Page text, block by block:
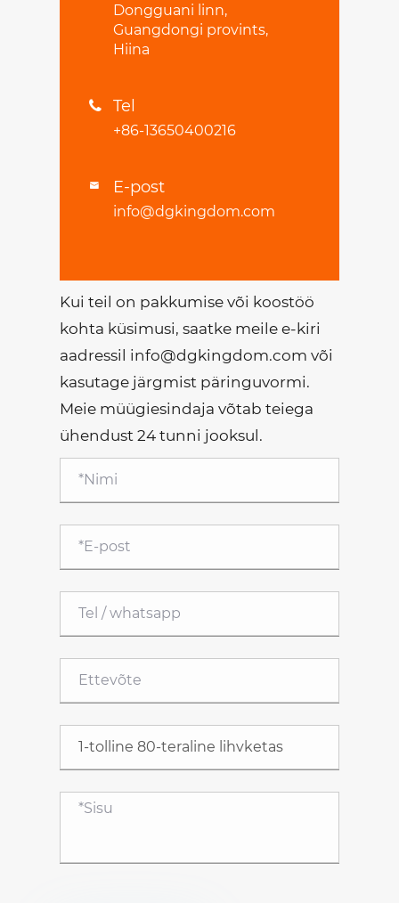
Dongguani linn,
Guangdongi provints,
Hiina
 Tel
+86-13650400216
 E-post
info@dgkingdom.com
Kui teil on pakkumise või koostöö
kohta küsimusi, saatke meile e-kiri
aadressil info@dgkingdom.com või
kasutage järgmist päringuvormi.
Meie müügiesindaja võtab teiega
ühendust 24 tunni jooksul.